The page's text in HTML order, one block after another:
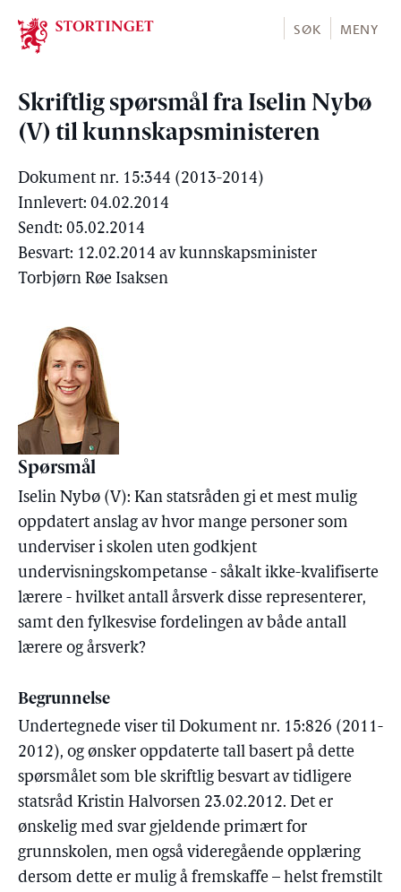
Stortinget.no
SØK MENY
Skriftlig spørsmål fra Iselin Nybø
(V) til kunnskapsministeren
Dokument nr. 15:344 (2013-2014)
Innlevert: 04.02.2014
Sendt: 05.02.2014
Besvart: 12.02.2014 av kunnskapsminister
Torbjørn Røe Isaksen
Spørsmål
Iselin Nybø (V): Kan statsråden gi et mest mulig
oppdatert anslag av hvor mange personer som
underviser i skolen uten godkjent
undervisningskompetanse - såkalt ikke-kvalifiserte
lærere - hvilket antall årsverk disse representerer,
samt den fylkesvise fordelingen av både antall
lærere og årsverk?
Begrunnelse
Undertegnede viser til Dokument nr. 15:826 (2011-
2012), og ønsker oppdaterte tall basert på dette
spørsmålet som ble skriftlig besvart av tidligere
statsråd Kristin Halvorsen 23.02.2012. Det er
ønskelig med svar gjeldende primært for
grunnskolen, men også videregående opplæring
dersom dette er mulig å fremskaffe – helst fremstilt